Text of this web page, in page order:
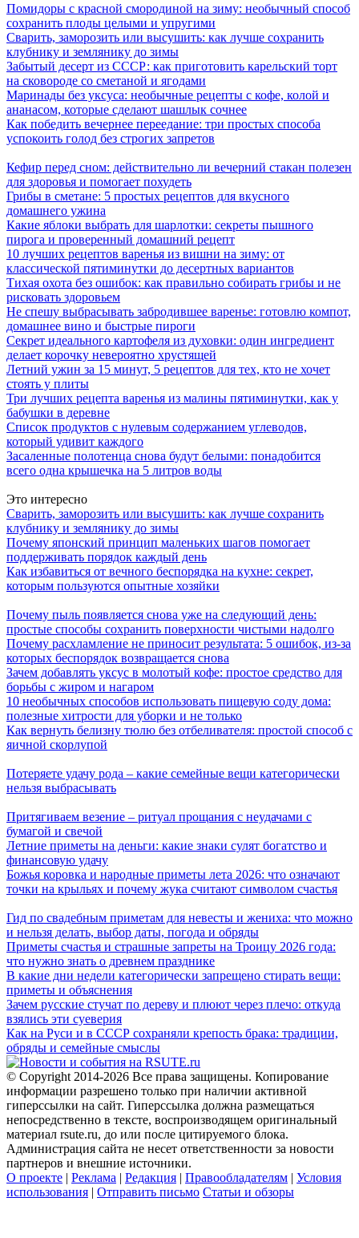
Помидоры с красной смородиной на зиму: необычный способ
сохранить плоды целыми и упругими
Сварить, заморозить или высушить: как лучше сохранить
клубнику и землянику до зимы
Забытый десерт из СССР: как приготовить карельский торт
на сковороде со сметаной и ягодами
Маринады без уксуса: необычные рецепты с кофе, колой и
ананасом, которые сделают шашлык сочнее
Как победить вечернее переедание: три простых способа
успокоить голод без строгих запретов
Кефир перед сном: действительно ли вечерний стакан полезен
для здоровья и помогает похудеть
Грибы в сметане: 5 простых рецептов для вкусного
домашнего ужина
Какие яблоки выбрать для шарлотки: секреты пышного
пирога и проверенный домашний рецепт
10 лучших рецептов варенья из вишни на зиму: от
классической пятиминутки до десертных вариантов
Тихая охота без ошибок: как правильно собирать грибы и не
рисковать здоровьем
Не спешу выбрасывать забродившее варенье: готовлю компот,
домашнее вино и быстрые пироги
Секрет идеального картофеля из духовки: один ингредиент
делает корочку невероятно хрустящей
Летний ужин за 15 минут, 5 рецептов для тех, кто не хочет
стоять у плиты
Три лучших рецепта варенья из малины пятиминутки, как у
бабушки в деревне
Список продуктов с нулевым содержанием углеводов,
который удивит каждого
Засаленные полотенца снова будут белыми: понадобится
всего одна крышечка на 5 литров воды
Это интересно
Сварить, заморозить или высушить: как лучше сохранить
клубнику и землянику до зимы
Почему японский принцип маленьких шагов помогает
поддерживать порядок каждый день
Как избавиться от вечного беспорядка на кухне: секрет,
которым пользуются опытные хозяйки
Почему пыль появляется снова уже на следующий день:
простые способы сохранить поверхности чистыми надолго
Почему расхламление не приносит результата: 5 ошибок, из-за
которых беспорядок возвращается снова
Зачем добавлять уксус в молотый кофе: простое средство для
борьбы с жиром и нагаром
10 необычных способов использовать пищевую соду дома:
полезные хитрости для уборки и не только
Как вернуть белизну тюлю без отбеливателя: простой способ с
яичной скорлупой
Потеряете удачу рода – какие семейные вещи категорически
нельзя выбрасывать
Притягиваем везение – ритуал прощания с неудачами с
бумагой и свечой
Летние приметы на деньги: какие знаки сулят богатство и
финансовую удачу
Божья коровка и народные приметы лета 2026: что означают
точки на крыльях и почему жука считают символом счастья
Гид по свадебным приметам для невесты и жениха: что можно
и нельзя делать, выбор даты, погода и обряды
Приметы счастья и страшные запреты на Троицу 2026 года:
что нужно знать о древнем празднике
В какие дни недели категорически запрещено стирать вещи:
приметы и объяснения
Зачем русские стучат по дереву и плюют через плечо: откуда
взялись эти суеверия
Как на Руси и в СССР сохраняли крепость брака: традиции,
обряды и семейные смыслы
© Copyright 2014-2026 Все права защищены. Копирование
информации разрешено только при наличии активной
гиперссылки на сайт. Гиперссылка должна размещаться
непосредственно в тексте, воспроизводящем оригинальный
материал rsute.ru, до или после цитируемого блока.
Администрация сайта не несет ответственности за новости
партнеров и внешние источники.
О проекте | Реклама | Редакция | Правообладателям | Условия
использования | Отправить письмо Статьи и обзоры